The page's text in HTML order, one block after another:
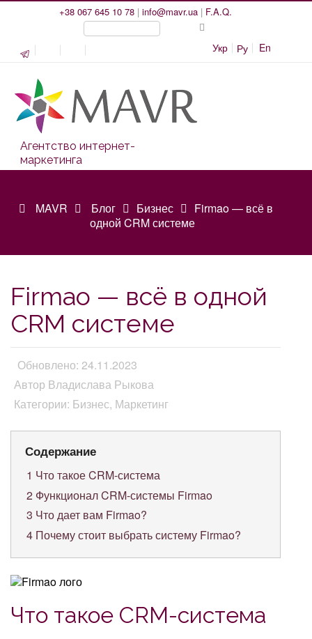
+38 067 645 10 78 | info@mavr.ua | F.A.Q.
Укр Ру En
Агентство интернет-
маркетинга
MAVR Блог Бизнес
Firmao — всё в
одной CRM системе
Firmao — всё в одной
CRM системе
Обновлено: 24.11.2023
Автор Владислава Рыкова
Категории: Бизнес, Маркетинг
Содержание
1 Что такое CRM-система
2 Функционал CRM-системы Firmao
3 Что дает вам Firmao?
4 Почему стоит выбрать систему Firmao?
Что такое CRM-система